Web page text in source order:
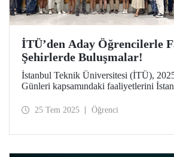
İTÜ’den Aday Öğrencilerle
Şehirlerde Buluşmalar!
İstanbul Teknik Üniversitesi (İTÜ),
Günleri kapsamındaki faaliyetlerini
Mezun derneklerinin desteğiyle hayata
25 Tem 2025 Öğrenci